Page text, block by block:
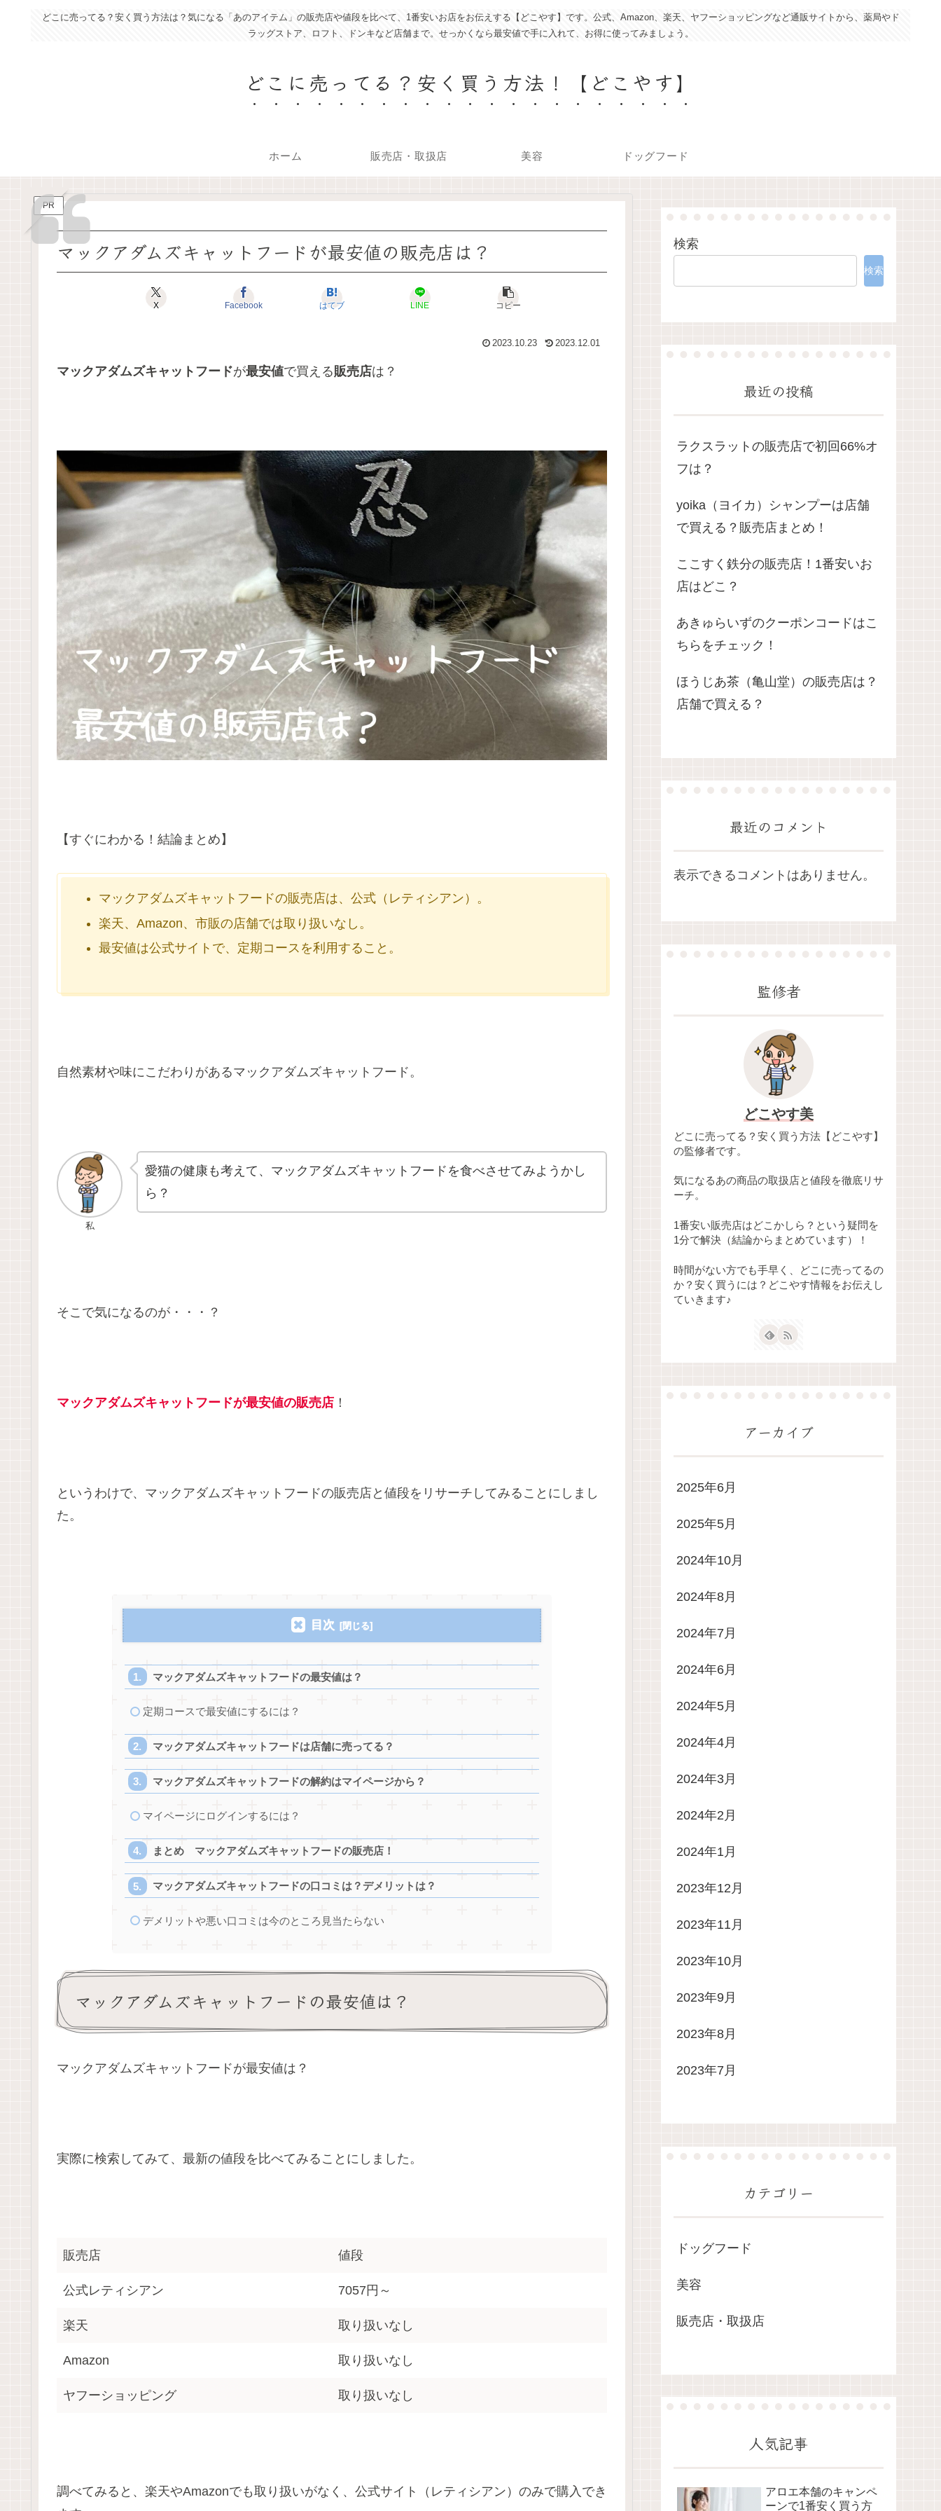
どこに売ってる？安く買う方法は？気になる「あのアイテム」の販売店や値段を比べて、1番安いお店をお伝えする【どこやす】です。公式、Amazon、楽天、ヤフーショッピングなど通販サイトから、薬局やド
ラッグストア、ロフト、ドンキなど店舗まで。せっかくなら最安値で手に入れて、お得に使ってみましょう。
どこに売ってる？安く買う方法！【どこやす】
ホーム 販売店・取扱店 美容 ドッグフード
PR
マックアダムズキャットフードが最安値の販売店は？
X Facebook はてブ LINE コピー
2023.10.23 2023.12.01
マックアダムズキャットフードが最安値で買える販売店は？
【すぐにわかる！結論まとめ】
マックアダムズキャットフードの販売店は、公式（レティシアン）。
楽天、Amazon、市販の店舗では取り扱いなし。
最安値は公式サイトで、定期コースを利用すること。
自然素材や味にこだわりがあるマックアダムズキャットフード。
私
愛猫の健康も考えて、マックアダムズキャットフードを食べさせてみようかし
ら？
そこで気になるのが・・・？
マックアダムズキャットフードが最安値の販売店 ！
というわけで、マックアダムズキャットフードの販売店と値段をリサーチしてみることにしまし
た。
目次
マックアダムズキャットフードの最安値は？
定期コースで最安値にするには？
マックアダムズキャットフードは店舗に売ってる？
マックアダムズキャットフードの解約はマイページから？
マイページにログインするには？
まとめ マックアダムズキャットフードの販売店！
マックアダムズキャットフードの口コミは？デメリットは？
デメリットや悪い口コミは今のところ見当たらない
マックアダムズキャットフードの最安値は？
マックアダムズキャットフードが最安値は？
実際に検索してみて、最新の値段を比べてみることにしました。
販売店 値段
公式レティシアン 7057円～
楽天 取り扱いなし
Amazon 取り扱いなし
ヤフーショッピング 取り扱いなし
調べてみると、楽天やAmazonでも取り扱いがなく、公式サイト（レティシアン）のみで購入でき
検索
検索
最近の投稿
ラクスラットの販売店で初回66%オ
フは？
yoika（ヨイカ）シャンプーは店舗
で買える？販売店まとめ！
ここすく鉄分の販売店！1番安いお
店はどこ？
あきゅらいずのクーポンコードはこ
ちらをチェック！
ほうじあ茶（亀山堂）の販売店は？
店舗で買える？
最近のコメント
表示できるコメントはありません。
監修者
どこやす美
どこに売ってる？安く買う方法【どこやす】
の監修者です。
気になるあの商品の取扱店と値段を徹底リサ
ーチ。
1番安い販売店はどこかしら？という疑問を
1分で解決（結論からまとめています）！
時間がない方でも手早く、どこに売ってるの
か？安く買うには？どこやす情報をお伝えし
ていきます♪
アーカイブ
2025年6月
2025年5月
2024年10月
2024年8月
2024年7月
2024年6月
2024年5月
2024年4月
2024年3月
2024年2月
2024年1月
2023年12月
2023年11月
2023年10月
2023年9月
2023年8月
2023年7月
カテゴリー
ドッグフード
美容
販売店・取扱店
人気記事
アロエ本舗のキャンペ
ーンで1番安く買う方